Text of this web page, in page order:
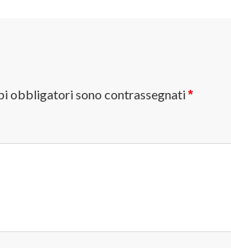
obbligatori sono contrassegnati*